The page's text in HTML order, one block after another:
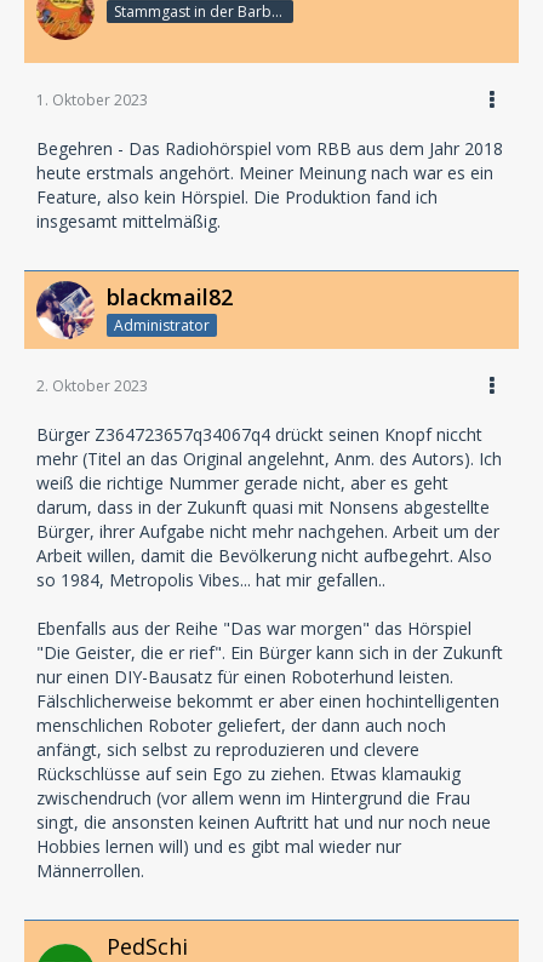
Stammgast in der Barbarabar
1. Oktober 2023
Begehren - Das Radiohörspiel vom RBB aus dem Jahr 2018
heute erstmals angehört. Meiner Meinung nach war es ein
Feature, also kein Hörspiel. Die Produktion fand ich
insgesamt mittelmäßig.
blackmail82
Administrator
2. Oktober 2023
Bürger Z364723657q34067q4 drückt seinen Knopf niccht
mehr (Titel an das Original angelehnt, Anm. des Autors). Ich
weiß die richtige Nummer gerade nicht, aber es geht
darum, dass in der Zukunft quasi mit Nonsens abgestellte
Bürger, ihrer Aufgabe nicht mehr nachgehen. Arbeit um der
Arbeit willen, damit die Bevölkerung nicht aufbegehrt. Also
so 1984, Metropolis Vibes... hat mir gefallen..
Ebenfalls aus der Reihe "Das war morgen" das Hörspiel
"Die Geister, die er rief". Ein Bürger kann sich in der Zukunft
nur einen DIY-Bausatz für einen Roboterhund leisten.
Fälschlicherweise bekommt er aber einen hochintelligenten
menschlichen Roboter geliefert, der dann auch noch
anfängt, sich selbst zu reproduzieren und clevere
Rückschlüsse auf sein Ego zu ziehen. Etwas klamaukig
zwischendruch (vor allem wenn im Hintergrund die Frau
singt, die ansonsten keinen Auftritt hat und nur noch neue
Hobbies lernen will) und es gibt mal wieder nur
Männerrollen.
PedSchi